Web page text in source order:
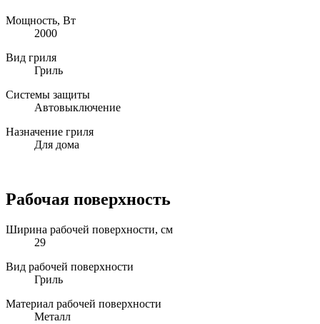
Мощность, Вт
2000
Вид гриля
Гриль
Системы защиты
Автовыключение
Назначение гриля
Для дома
Рабочая поверхность
Ширина рабочей поверхности, см
29
Вид рабочей поверхности
Гриль
Материал рабочей поверхности
Металл